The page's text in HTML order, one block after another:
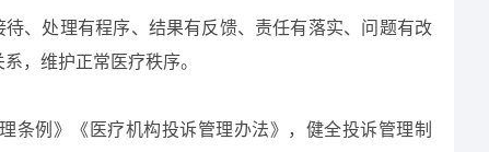
、处理有程序、结果有反馈、责任有落实、问题有改
，维护正常医疗秩序。
条例》《医疗机构投诉管理办法》，健全投诉管理制